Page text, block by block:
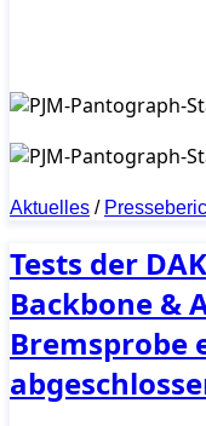
Aktuelles /
Tests der
Backbone &
Bremsprobe